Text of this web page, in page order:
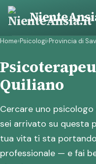
Vai
contenuto
Home›Psicologi›Provincia di
Quiliano
Cercare uno
sei arrivato su questa
tua vita ti sta
professionale — e fai